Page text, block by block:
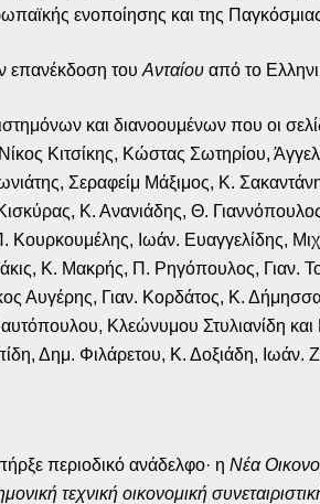
ενοποίησης και της
επανέκδοση του Ανταίου από το
και διανοουμένων που οι
Κιτσίκης, Κώστας Σωτηρίου,
Σεραφείμ Μάξιμος, Κ.
Κ. Ανανιάδης, Θ.
Ιωάν. Ευαγγελίδης,
Κ. Μακρής, Π. Ρηγόπουλος, Γιαν.
Αυγέρης, Γιαν. Κορδάτος, Κ.
Κλεώνυμου Στυλιανίδη
Δημ. Φιλάρετου, Κ. Δοξιάδη, Ιωάν.
περιοδικό ανάδελφο· η Νέα
τεχνική οικονομική